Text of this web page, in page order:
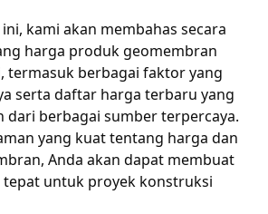
kami akan membahas secara
harga produk geomembran
termasuk berbagai faktor yang
serta daftar harga terbaru yang
dari berbagai sumber terpercaya.
yang kuat tentang harga dan
Anda akan dapat membuat
tepat untuk proyek konstruksi